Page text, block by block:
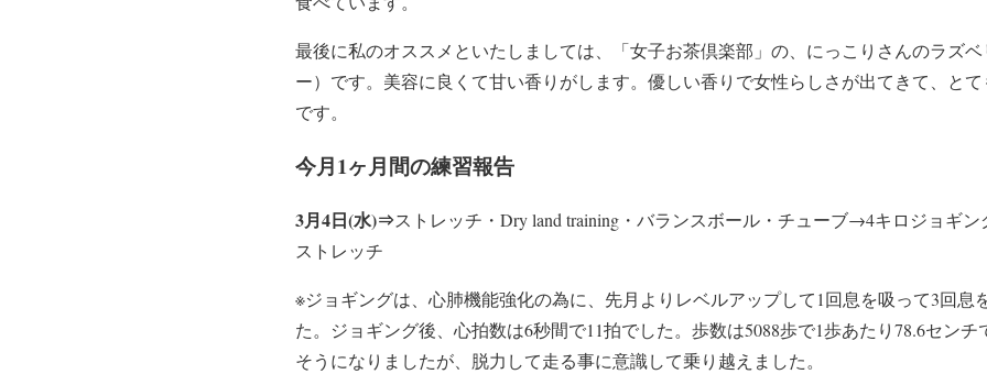
最後に私のオススメといたしましては、「女子お茶倶楽部」の、にっこりさんのラズ
ー）です。美容に良くて甘い香りがします。優しい香りで女性らしさが出てきて、と
です。
今月1ヶ月間の練習報告
3月4日(水)⇒ストレッチ・Dry land training・バランスボール・チューブ→4キロジョギ
ストレッチ
※ジョギングは、心肺機能強化の為に、先月よりレベルアップして1回息を吸って3回息
た。ジョギング後、心拍数は6秒間で11拍でした。歩数は5088歩で1歩あたり78.6セン
そうになりましたが、脱力して走る事に意識して乗り越えました。